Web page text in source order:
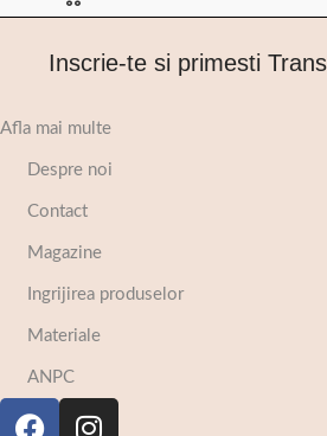
Inscrie-te si primesti
Afla mai multe
Despre noi
Contact
Magazine
Ingrijirea produselor
Materiale
ANPC